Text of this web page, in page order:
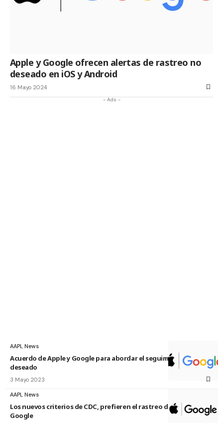
Apple y Google ofrecen alertas de rastreo no
deseado en iOS y Android
16 Mayo 2024
- Ads -
AAPL News
Acuerdo de Apple y Google para abordar el seguimiento no
deseado
3 Mayo 2023
AAPL News
Los nuevos criterios de CDC, prefieren el rastreo de Apple y
Google